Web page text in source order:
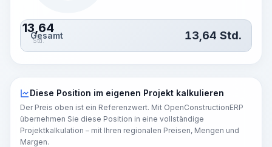
13,64
Std.
Gesamt 13,64 Std.
Diese Position im eigenen Projekt kalkulieren
Der Preis oben ist ein Referenzwert. Mit OpenConstructionERP
übernehmen Sie diese Position in eine vollständige
Projektkalkulation – mit Ihren regionalen Preisen, Mengen und
Margen.